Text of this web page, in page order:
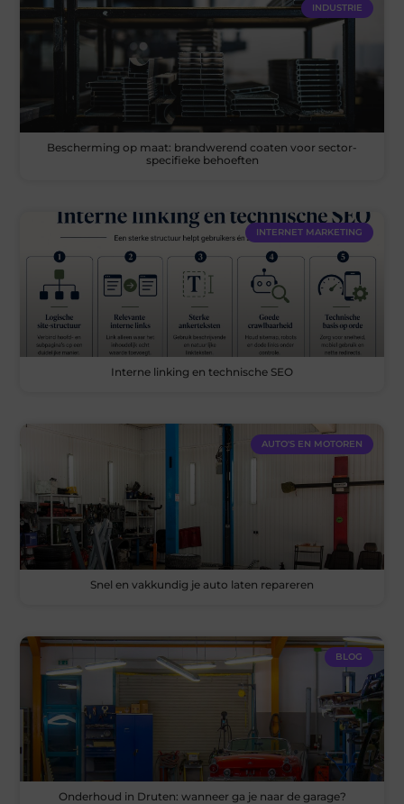
INDUSTRIE
Bescherming op maat: brandwerend coaten voor sector-
specifieke behoeften
INTERNET MARKETING
Interne linking en technische SEO
AUTO'S EN MOTOREN
Snel en vakkundig je auto laten repareren
BLOG
Onderhoud in Druten: wanneer ga je naar de garage?